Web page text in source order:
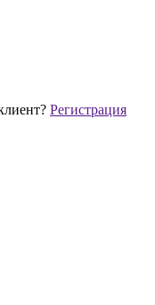
Регистрация